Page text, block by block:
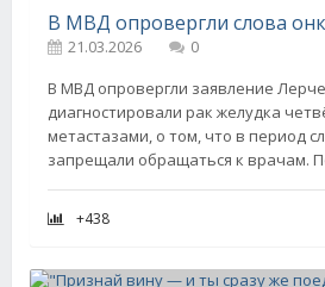
21.03.2026
0
В МВД опровергли заявление
диагностировали рак желудка
метастазами, о том, что в период
запрещали обращаться к врачам.
+438